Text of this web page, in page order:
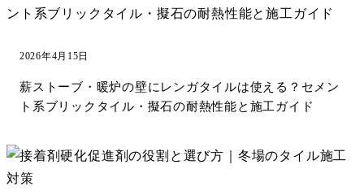
2026年4月15日
薪ストーブ・暖炉の壁にレンガタイルは使える？セメン
ト系ブリックタイル・擬石の耐熱性能と施工ガイド